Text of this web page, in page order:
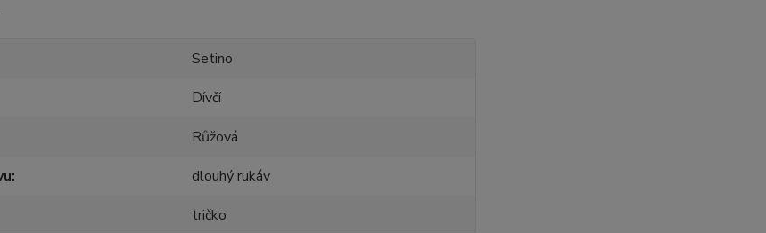
Setino
Dívčí
Růžová
dlouhý rukáv
tričko